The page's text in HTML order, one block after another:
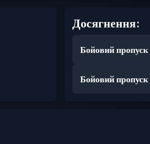
Досягнення:
Бойовий пропуск
Бойовий пропуск